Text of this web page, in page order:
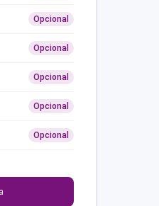
Opcional
Opcional
Opcional
Opcional
Opcional